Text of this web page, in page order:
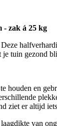
- zak á 25 kg
tuin gezond
houden en
ziet er altijd
van